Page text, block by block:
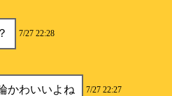
7/27 22:28
かわいいよね 7/27 22:27